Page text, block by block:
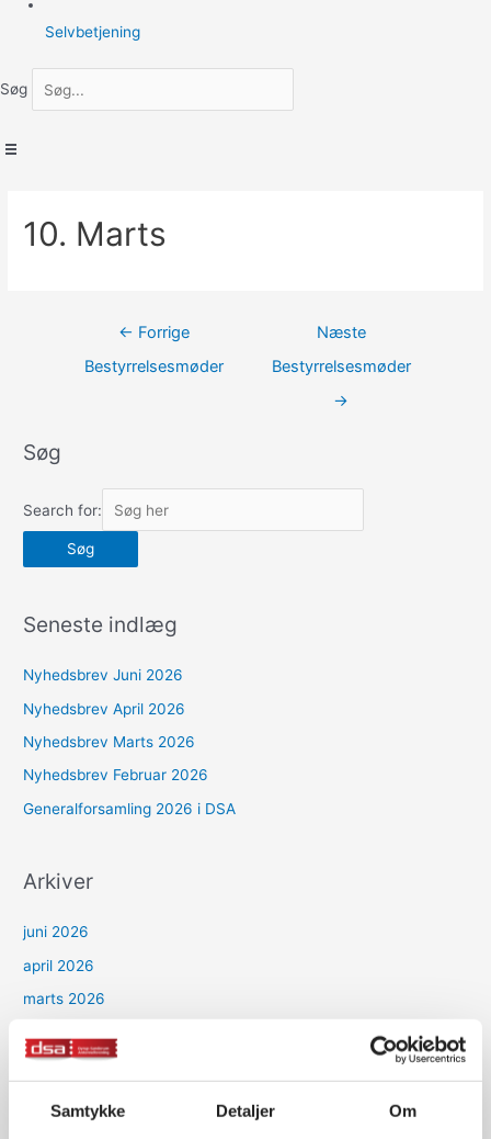
Samtykke Detaljer Om
Selvbetjening
Søg
10. Marts
Indlægsnavigation
← Forrige
Bestyrrelsesmøder
Næste
Bestyrrelsesmøder
→
Søg
Search for:
Seneste indlæg
Nyhedsbrev Juni 2026
Nyhedsbrev April 2026
Nyhedsbrev Marts 2026
Nyhedsbrev Februar 2026
Generalforsamling 2026 i DSA
Arkiver
juni 2026
april 2026
marts 2026
januar 2026